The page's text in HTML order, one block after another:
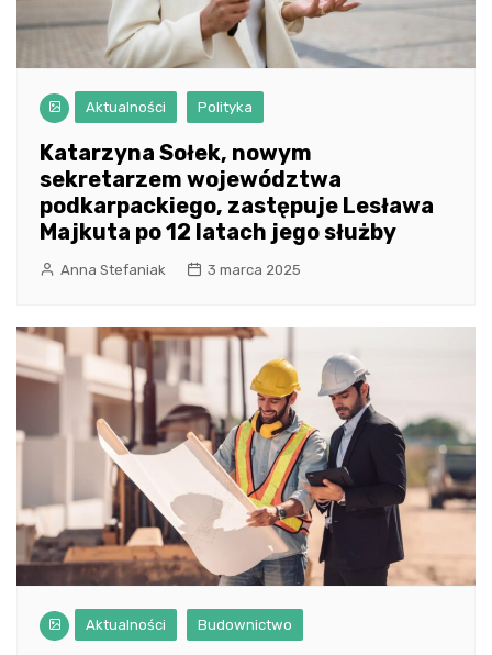
Aktualności Polityka
Katarzyna Sołek, nowym
sekretarzem województwa
podkarpackiego, zastępuje Lesława
Majkuta po 12 latach jego służby
Anna Stefaniak 3 marca 2025
Aktualności Budownictwo